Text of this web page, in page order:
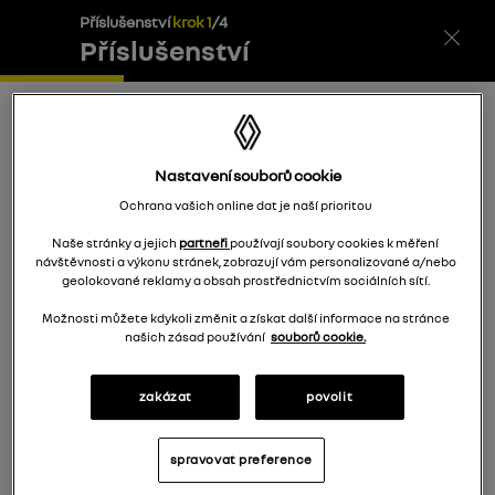
Příslušenstvíkrok1/4
Příslušenství
Vyberte způsob dopravy a platby
Doručení
Vyzvednout u dealera
Platba při převzetí
Nastavení souborů cookie
Ochrana vašich online dat je naší prioritou
Naše stránky a jejich partneři používají soubory cookies k měření
návštěvnosti a výkonu stránek, zobrazují vám personalizované a/nebo
geolokované reklamy a obsah prostřednictvím sociálních sítí.
Možnosti můžete kdykoli změnit a získat další informace na stránce
našich zásad používání souborů cookie.
zakázat povolit
spravovat preference